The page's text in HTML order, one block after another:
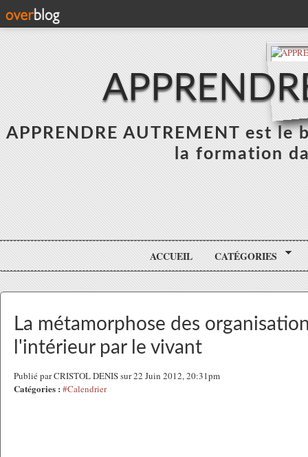
APPRENDRE AUTREMENT est
la formation
ACCUEIL CATÉGORIES
La métamorphose des
l'intérieur par le vivant
Publié par CRISTOL DENIS sur 22 Juin 2012, 20:31pm
Catégories : #Calendrier